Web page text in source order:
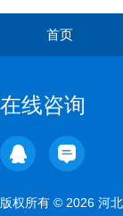
首页
在线咨询
版权所有 © 2026 河